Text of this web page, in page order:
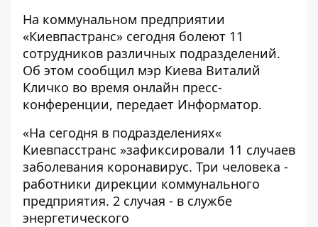
На коммунальном предприятии
«Киевпастранс» сегодня болеют 11
сотрудников различных подразделений.
Об этом сообщил мэр Киева Виталий
Кличко во время онлайн пресс-
конференции, передает Информатор.
«На сегодня в подразделениях«
Киевпасстранс »зафиксировали 11 случаев
заболевания коронавирус. Три человека -
работники дирекции коммунального
предприятия. 2 случая - в службе
энергетического